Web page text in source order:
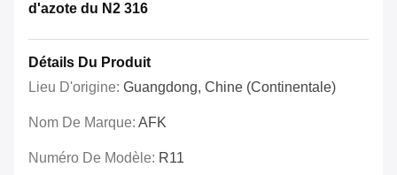
d'azote du N2 316
Détails Du Produit
Lieu D'origine: Guangdong, Chine (continentale)
Nom De Marque: AFK
Numéro De Modèle: R11